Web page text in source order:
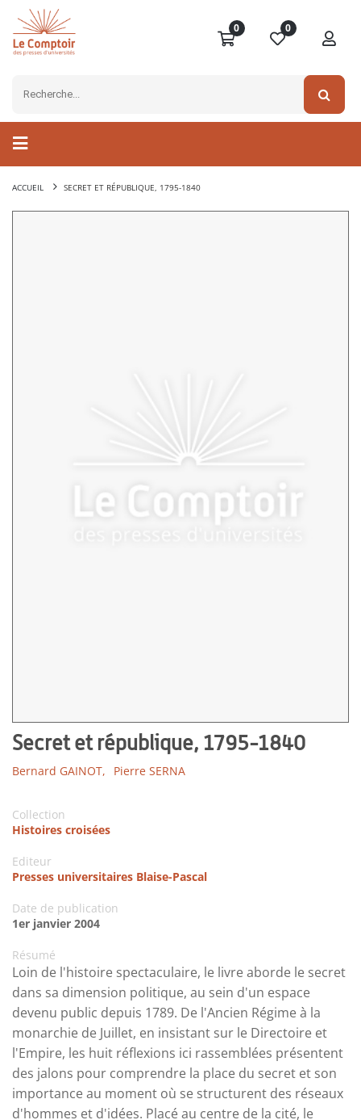
0 0
ACCUEIL SECRET ET RÉPUBLIQUE, 1795-1840
Secret et république, 1795-1840
Bernard GAINOT, Pierre SERNA
Collection
Histoires croisées
Editeur
Presses universitaires Blaise-Pascal
Date de publication
1er janvier 2004
Résumé
Loin de l'histoire spectaculaire, le livre aborde le secret
dans sa dimension politique, au sein d'un espace
devenu public depuis 1789. De l'Ancien Régime à la
monarchie de Juillet, en insistant sur le Directoire et
l'Empire, les huit réflexions ici rassemblées présentent
des jalons pour comprendre la place du secret et son
importance au moment où se structurent des réseaux
d'hommes et d'idées. Placé au centre de la cité, le